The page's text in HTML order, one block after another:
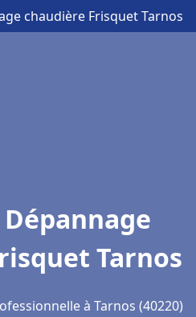
chaudière Frisquet Tarnos
Tarnos
à Tarnos (40220)